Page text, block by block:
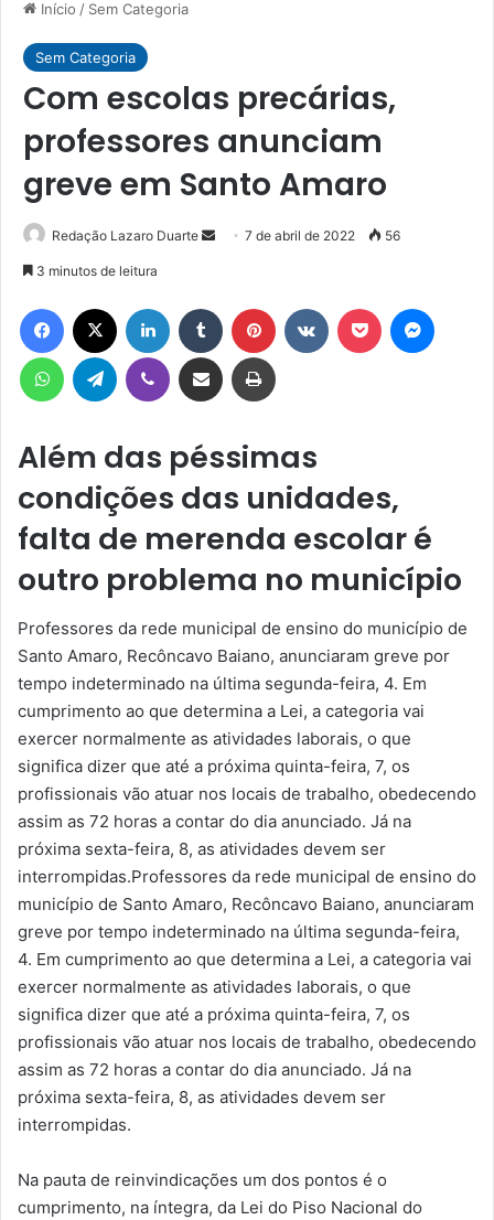
Início / Sem Categoria
Sem Categoria
Com escolas precárias,
professores anunciam
greve em Santo Amaro
Redação Lazaro Duarte
Mande
mail
7 de abril de 2022 56
3 minutos de leitura
Facebook Linkedin Tumblr Pinterest Pocket
WhatsAppTelegram Viber Compartilhar via e-mail Imprimir
Além das péssimas
condições das unidades,
falta de merenda escolar é
outro problema no município
Professores da rede municipal de ensino do município de
Santo Amaro, Recôncavo Baiano, anunciaram greve por
tempo indeterminado na última segunda-feira, 4. Em
cumprimento ao que determina a Lei, a categoria vai
exercer normalmente as atividades laborais, o que
significa dizer que até a próxima quinta-feira, 7, os
profissionais vão atuar nos locais de trabalho, obedecendo
assim as 72 horas a contar do dia anunciado. Já na
próxima sexta-feira, 8, as atividades devem ser
interrompidas.Professores da rede municipal de ensino do
município de Santo Amaro, Recôncavo Baiano, anunciaram
greve por tempo indeterminado na última segunda-feira,
4. Em cumprimento ao que determina a Lei, a categoria vai
exercer normalmente as atividades laborais, o que
significa dizer que até a próxima quinta-feira, 7, os
profissionais vão atuar nos locais de trabalho, obedecendo
assim as 72 horas a contar do dia anunciado. Já na
próxima sexta-feira, 8, as atividades devem ser
interrompidas.
Na pauta de reinvindicações um dos pontos é o
cumprimento, na íntegra, da Lei do Piso Nacional do